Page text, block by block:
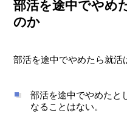
部活を途中でやめ
のか
部活を途中でやめたら就活
部活を途中でやめたと
なることはない。